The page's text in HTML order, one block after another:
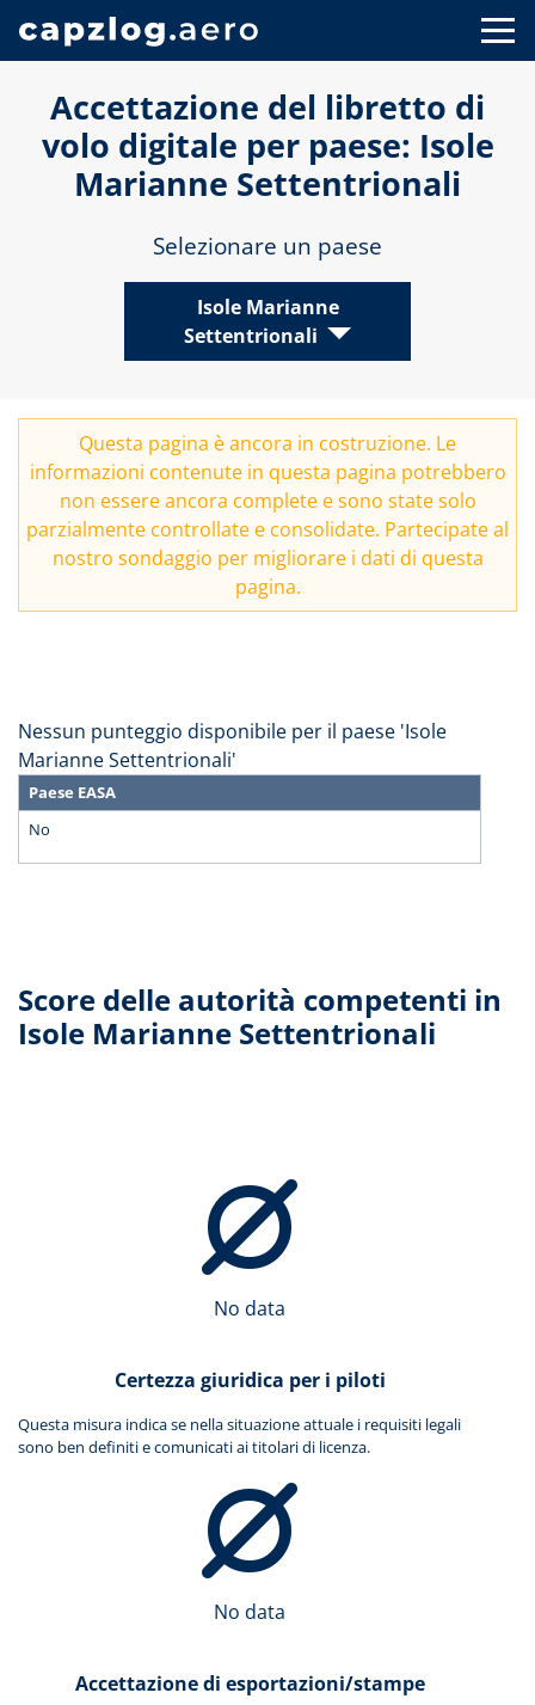
Accettazione del libretto di
volo digitale per paese: Isole
Marianne Settentrionali
Selezionare un paese
Isole Marianne
Settentrionali
Questa pagina è ancora in costruzione. Le
informazioni contenute in questa pagina potrebbero
non essere ancora complete e sono state solo
parzialmente controllate e consolidate. Partecipate al
nostro sondaggio per migliorare i dati di questa
pagina.
Nessun punteggio disponibile per il paese 'Isole
Marianne Settentrionali'
Paese EASA
No
Score delle autorità competenti in
Isole Marianne Settentrionali
No data
Certezza giuridica per i piloti
Questa misura indica se nella situazione attuale i requisiti legali
sono ben definiti e comunicati ai titolari di licenza.
No data
Accettazione di esportazioni/stampe